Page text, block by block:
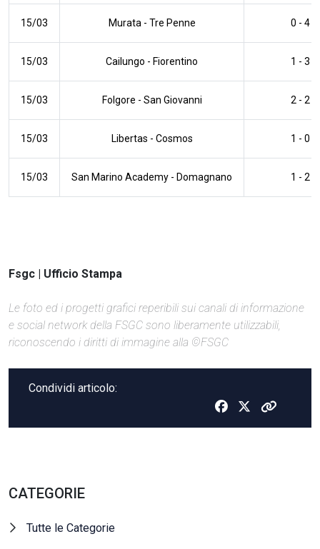
15/03 Murata - Tre Penne 0 - 4
15/03 Cailungo - Fiorentino 1 - 3
15/03 Folgore - San Giovanni 2 - 2
15/03 Libertas - Cosmos 1 - 0
15/03 San Marino Academy - Domagnano 1 - 2
Fsgc | Ufficio Stampa
Le foto ed i progetti grafici reperibili sui canali di informazione
e social network della FSGC sono liberamente utilizzabili,
riconoscendo i diritti di immagine alla ©FSGC
Condividi articolo:
CATEGORIE
Tutte le Categorie